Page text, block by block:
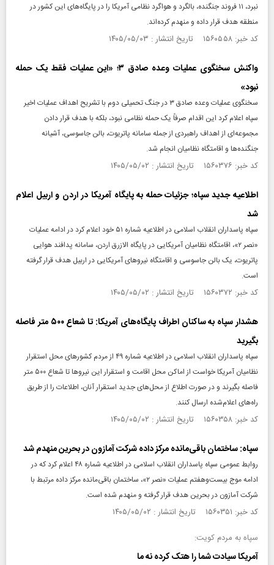
نبرد، ۱۱ فروند جنگنده، بالگرد و هواگرد نظامی آمریکا را در پایگاه‌های این کشور در
منطقه هدف قرار داده و منهدم کرده‌اند.
کد خبر: ۱۵۶۰۵۵۸ تاریخ انتشار : ۱۴۰۵/۰۵/۰۳
واکنش سخنگوی عملیات وعده صادق ۳؛ «این عملیات فقط یک حمله
نبود»
سخنگوی عملیات وعده صادق ۳ در جنگ تحمیلی دوم با تشریح اهداف عملیات اخیر
سپاه اعلام کرد این اقدام صرفاً یک حمله نظامی نبود، بلکه با هدف قرار دادن
مجموعه‌ای از اهداف راهبردی از جمله سامانه پاتریوت، بالن جاسوسی، آشیانه
جنگنده‌ها و اقامتگاه نظامیان انجام شد.
کد خبر: ۱۵۶۰۳۷۶ تاریخ انتشار : ۱۴۰۵/۰۵/۰۲
اطلاعیه جدید سپاه؛ جزئیات حمله به پایگاه آمریکا در اردن و اربیل اعلام
شد
سپاه پاسداران انقلاب اسلامی در اطلاعیه شماره ۵۱ خود اعلام کرد در ادامه عملیات
«نصر ۲»، اقامتگاه نظامیان آمریکایی در پایگاه الازرق اردن، سامانه پدافند هوایی
پاتریوت، یک بالن جاسوسی و اقامتگاه نیروهای آمریکایی در اربیل هدف قرار گرفته
است.
کد خبر: ۱۵۶۰۳۷۲ تاریخ انتشار : ۱۴۰۵/۰۵/۰۲
هشدار سپاه به ساکنان اطراف پایگاه‌های آمریکا: تا شعاع ۵۰۰ متر فاصله
بگیرید
سپاه پاسداران انقلاب اسلامی در اطلاعیه شماره ۴۹ از مردم کشورهای محل استقرار
نظامیان آمریکا خواست از اماکن محل اقامت و استقرار این نیروها تا شعاع ۵۰۰ متر
فاصله بگیرند و در صورت اطلاع از محل‌های جدید استقرار آنان، اطلاعات را از طریق
راه‌های اعلام‌شده ارسال کنند.
کد خبر: ۱۵۶۰۳۵۸ تاریخ انتشار : ۱۴۰۵/۰۵/۰۲
سپاه: ساختمان باقی‌مانده مرکز داده شرکت آمازون در بحرین منهدم شد
روابط عمومی سپاه پاسداران انقلاب اسلامی در اطلاعیه شماره ۴۸ اعلام کرد که در
ادامه موج بیست‌وهفتم عملیات «نصر ۲»، ساختمان باقی‌مانده مرکز داده مرتبط با
شرکت آمازون در بحرین هدف قرار گرفته و منهدم شده است.
کد خبر: ۱۵۶۰۳۵۱ تاریخ انتشار : ۱۴۰۵/۰۵/۰۲
سپاه به مردم کویت:
آمریکا سیادت شما را هتک کرده نه ما